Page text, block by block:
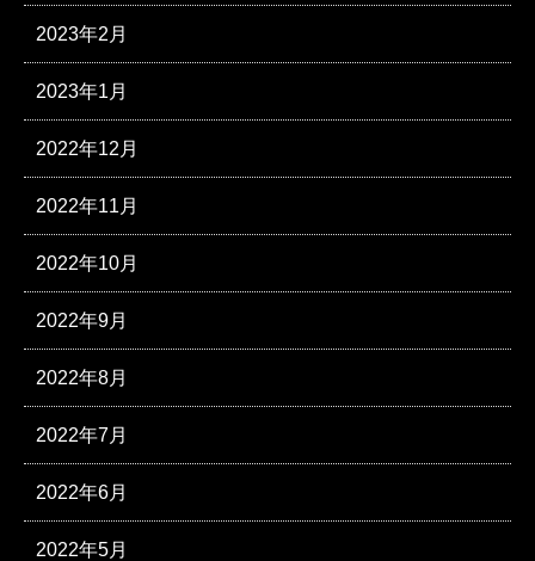
2023年2月
2023年1月
2022年12月
2022年11月
2022年10月
2022年9月
2022年8月
2022年7月
2022年6月
2022年5月